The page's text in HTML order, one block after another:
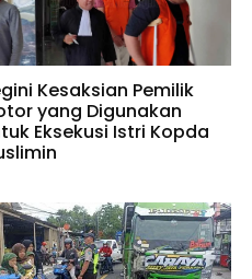
Kesaksian Pemilik
yang Digunakan
Eksekusi Istri Kopda